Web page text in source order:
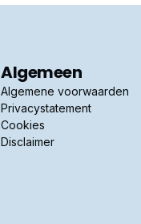
Algemeen
Algemene voorwaarden
Privacystatement
Cookies
Disclaimer